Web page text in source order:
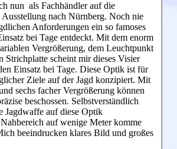
nun als Fachhändler auf die
nach Nürnberg. Noch nie
Anforderungen ein so famoses
bei Tage entdeckt. Mit dem enorm
Vergrößerung, dem Leuchtpunkt
Strichplatte scheint mir dieses Visier
Einsatz bei Tage. Diese Optik ist für
Ziele auf der Jagd konzipiert. Mit
sechs facher Vergrößerung können
beschossen. Selbstverständlich
Jagdwaffe auf diese Optik
auf wenige Meter komme
beeindrucken klares Bild und großes